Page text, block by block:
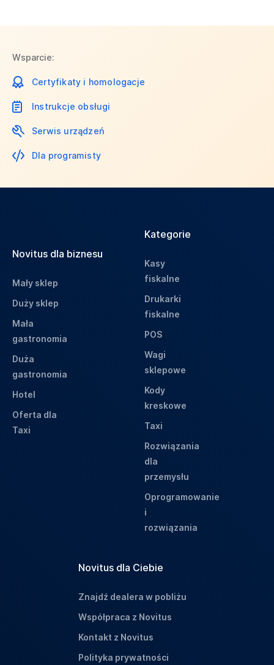
Wsparcie:
Certyfikaty i homologacje
Instrukcje obsługi
Serwis urządzeń
Dla programisty
Novitus dla biznesu
Mały sklep
Duży sklep
Mała
gastronomia
Duża
gastronomia
Hotel
Oferta dla
Taxi
Kategorie
Kasy
fiskalne
Drukarki
fiskalne
POS
Wagi
sklepowe
Kody
kreskowe
Taxi
Rozwiązania
dla
przemysłu
Oprogramowanie
i
rozwiązania
Novitus dla Ciebie
Znajdź dealera w pobliżu
Współpraca z Novitus
Kontakt z Novitus
Polityka prywatności